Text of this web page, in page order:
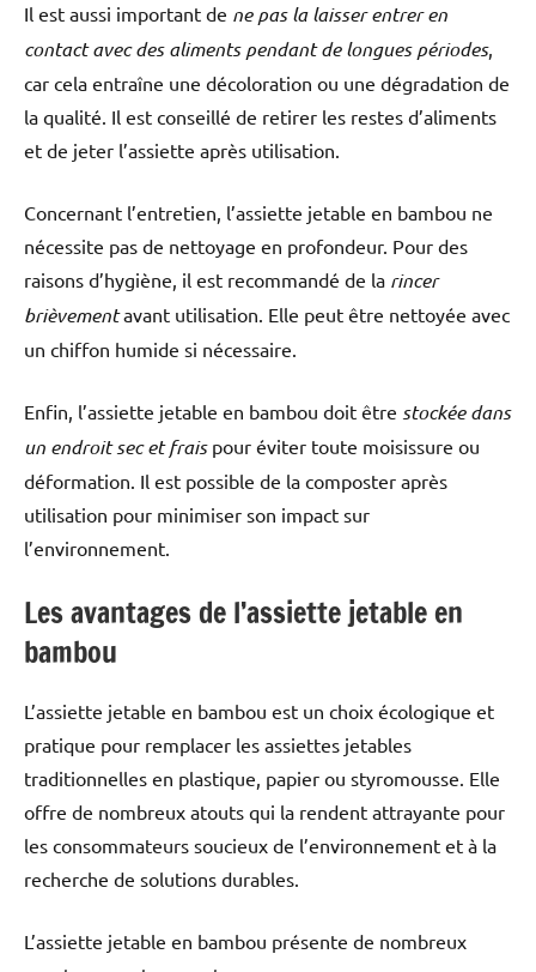
Il est aussi important de ne pas la laisser entrer en
contact avec des aliments pendant de longues périodes,
car cela entraîne une décoloration ou une dégradation de
la qualité. Il est conseillé de retirer les restes d’aliments
et de jeter l’assiette après utilisation.
Concernant l’entretien, l’assiette jetable en bambou ne
nécessite pas de nettoyage en profondeur. Pour des
raisons d’hygiène, il est recommandé de la rincer
brièvementavant utilisation. Elle peut être nettoyée avec
un chiffon humide si nécessaire.
Enfin, l’assiette jetable en bambou doit être stockée dans
un endroit sec et fraispour éviter toute moisissure ou
déformation. Il est possible de la composter après
utilisation pour minimiser son impact sur
l’environnement.
Les avantages de l’assiette jetable en
bambou
L’assiette jetable en bambou est un choix écologique et
pratique pour remplacer les assiettes jetables
traditionnelles en plastique, papier ou styromousse. Elle
offre de nombreux atouts qui la rendent attrayante pour
les consommateurs soucieux de l’environnement et à la
recherche de solutions durables.
L’assiette jetable en bambou présente de nombreux